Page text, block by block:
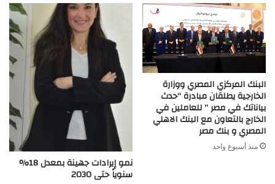
البنك المركزي المصري ووزارة
الخارجية يطلقان مبادرة “حدث
بياناتك في مصر ” للعاملين في
الخارج بالتعاون مع البنك الاهلي
المصري و بنك مصر
منذ أسبوع واحد
نمو إيرادات جهينة بمعدل 18%
سنوياً حتى 2030